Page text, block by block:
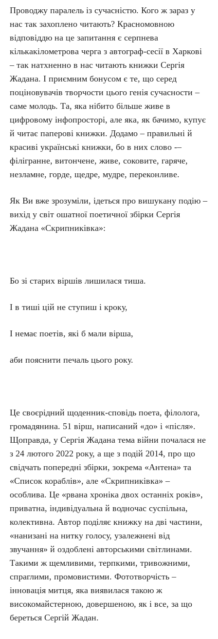
Проводжу паралель із сучасністю. Кого ж зараз у
нас так захоплено читають? Красномовною
відповіддю на це запитання є серпнева
кількакілометрова черга з автограф-сесії в Харкові
– так натхненно в нас читають книжки Сергія
Жадана. І приємним бонусом є те, що серед
поціновувачів творчости цього генія сучасности –
саме молодь. Та, яка нібито більше живе в
цифровому інфопросторі, але яка, як бачимо, купує
й читає паперові книжки. Додамо – правильні й
красиві українські книжки, бо в них слово -–
філігранне, витончене, живе, соковите, гаряче,
незламне, горде, щедре, мудре, переконливе.
Як Ви вже зрозуміли, ідеться про вишукану подію –
вихід у світ ошатної поетичної збірки Сергія
Жадана «Скрипниківка»:
Бо зі старих віршів лишилася тиша.
І в тиші цій не ступиш і кроку,
І немає поетів, які б мали вірша,
аби пояснити печаль цього року.
Це своєрідний щоденник-сповідь поета, філолога,
громадянина. 51 вірш, написаний «до» і «після».
Щоправда, у Сергія Жадана тема війни почалася не
з 24 лютого 2022 року, а ще з подій 2014, про що
свідчать попередні збірки, зокрема «Антена» та
«Список кораблів», але «Скрипниківка» –
особлива. Це «рвана хроніка двох останніх років»,
приватна, індивідуальна й водночас суспільна,
колективна. Автор поділяє книжку на дві частини,
«нанизані на нитку голосу, узалежнені від
звучання» й оздоблені авторськими світлинами.
Такими ж щемливими, терпкими, тривожними,
спраглими, промовистими. Фототворчість –
інновація митця, яка виявилася такою ж
високомайстерною, довершеною, як і все, за що
береться Сергій Жадан.